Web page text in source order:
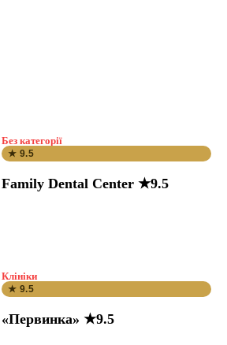
Без категорії
★ 9.5
Family Dental Center ★9.5
Клініки
★ 9.5
«Первинка» ★9.5